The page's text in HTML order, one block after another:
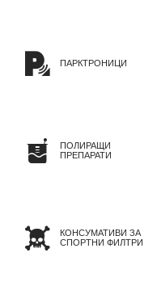
ПАРКТРОНИЦИ
ПОЛИРАЩИ
ПРЕПАРАТИ
КОНСУМАТИВИ ЗА
СПОРТНИ ФИЛТРИ